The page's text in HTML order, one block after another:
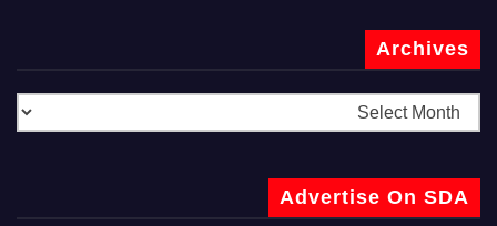
Archives
Advertise On SDA